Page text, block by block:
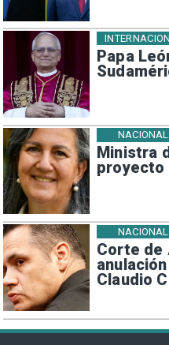
Papa
Ministra
proyecto
NACIONAL
Corte de
Claudio
NACIONAL